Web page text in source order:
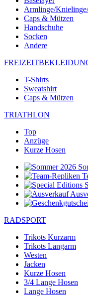
Armlinge/
Caps & Mützen
Handschuhe
Socken
Andere
T-Shirts
Sweatshirt
Caps & Mützen
TRIATHLON
Top
Anzüge
Kurze Hosen
RADSPORT
Trikots Kurzarm
Trikots Langarm
Westen
Jacken
Kurze Hosen
3/4 Lange Hosen
Lange Hosen